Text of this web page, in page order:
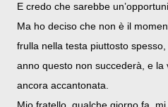
E credo che sarebbe
Ma ho deciso che non è il
frulla nella testa piuttosto
anno questo non succederà, e la
ancora accantonata.